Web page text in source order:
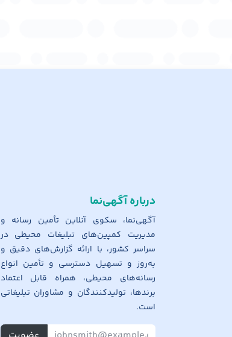
درباره آگهی‌نما
آگهی‌نما، سکوی آنلاین تأمین رسانه و
مدیریت کمپین‌های تبلیغات محیطی در
سراسر کشور، با ارائه گزارش‌های دقیق و
به‌روز و تسهیل دسترسی و تأمین انواع
رسانه‌های محیطی، همراه قابل اعتماد
برندها، تولیدکنندگان و مشاوران تبلیغاتی
است.